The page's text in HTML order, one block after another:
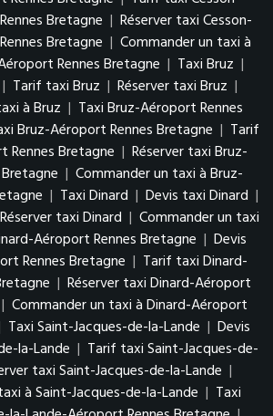
Bretagne | Réserver taxi Cesson-
Bretagne | Commander un taxi à
Rennes Bretagne | Taxi Bruz |
| Tarif taxi Bruz | Réserver taxi Bruz |
à Bruz | Taxi Bruz-Aéroport Rennes
Bruz-Aéroport Rennes Bretagne | Tarif
Rennes Bretagne | Réserver taxi Bruz-
| Commander un taxi à Bruz-
| Taxi Dinard | Devis taxi Dinard |
Réserver taxi Dinard | Commander un taxi
Aéroport Rennes Bretagne | Devis
Rennes Bretagne | Tarif taxi Dinard-
| Réserver taxi Dinard-Aéroport
| Commander un taxi à Dinard-Aéroport
Taxi Saint-Jacques-de-la-Lande | Devis
la-Lande | Tarif taxi Saint-Jacques-de-
taxi Saint-Jacques-de-la-Lande |
à Saint-Jacques-de-la-Lande | Taxi